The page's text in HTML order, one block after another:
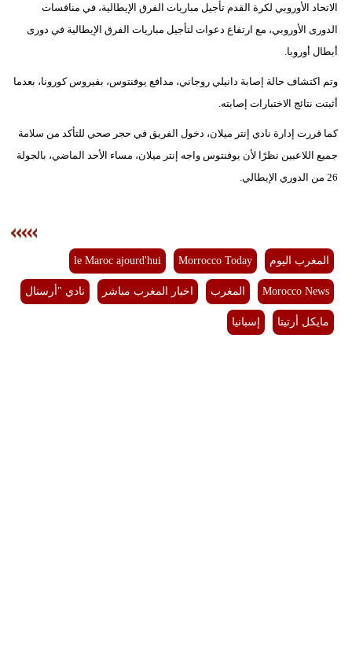
سيارات
الاتحاد الأوروبي لكرة القدم تأجيل مباريات الفرق الإيطالية، في منافسات
الدورى الأوروبي، مع ارتفاع دعوات لتأجيل مباريات الفرق الإيطالية في دورى
أبطال أوروبا.
وتم اكتشاف حالة إصابة دانيلي روجاني، مدافع يوفنتوس، بفيروس كورونا، بعدما
أثبتت نتائج الاختبارات إصابته.
كما قررت إدارة نادي إنتر ميلان، دخول الفريق في حجر صحي للتأكد من سلامة
جميع اللاعبين نظرًا لأن يوفنتوس واجه إنتر ميلان، مساء الأحد الماضي، بالجولة
26 من الدوري الإيطالي.
المغرب اليوم Morrocco Today
le Maroc ajourd'hui
Morocco News المغرب اخبار المغرب مباشر نادي "أرسنال
مايكل أرتيتا إسبانيا